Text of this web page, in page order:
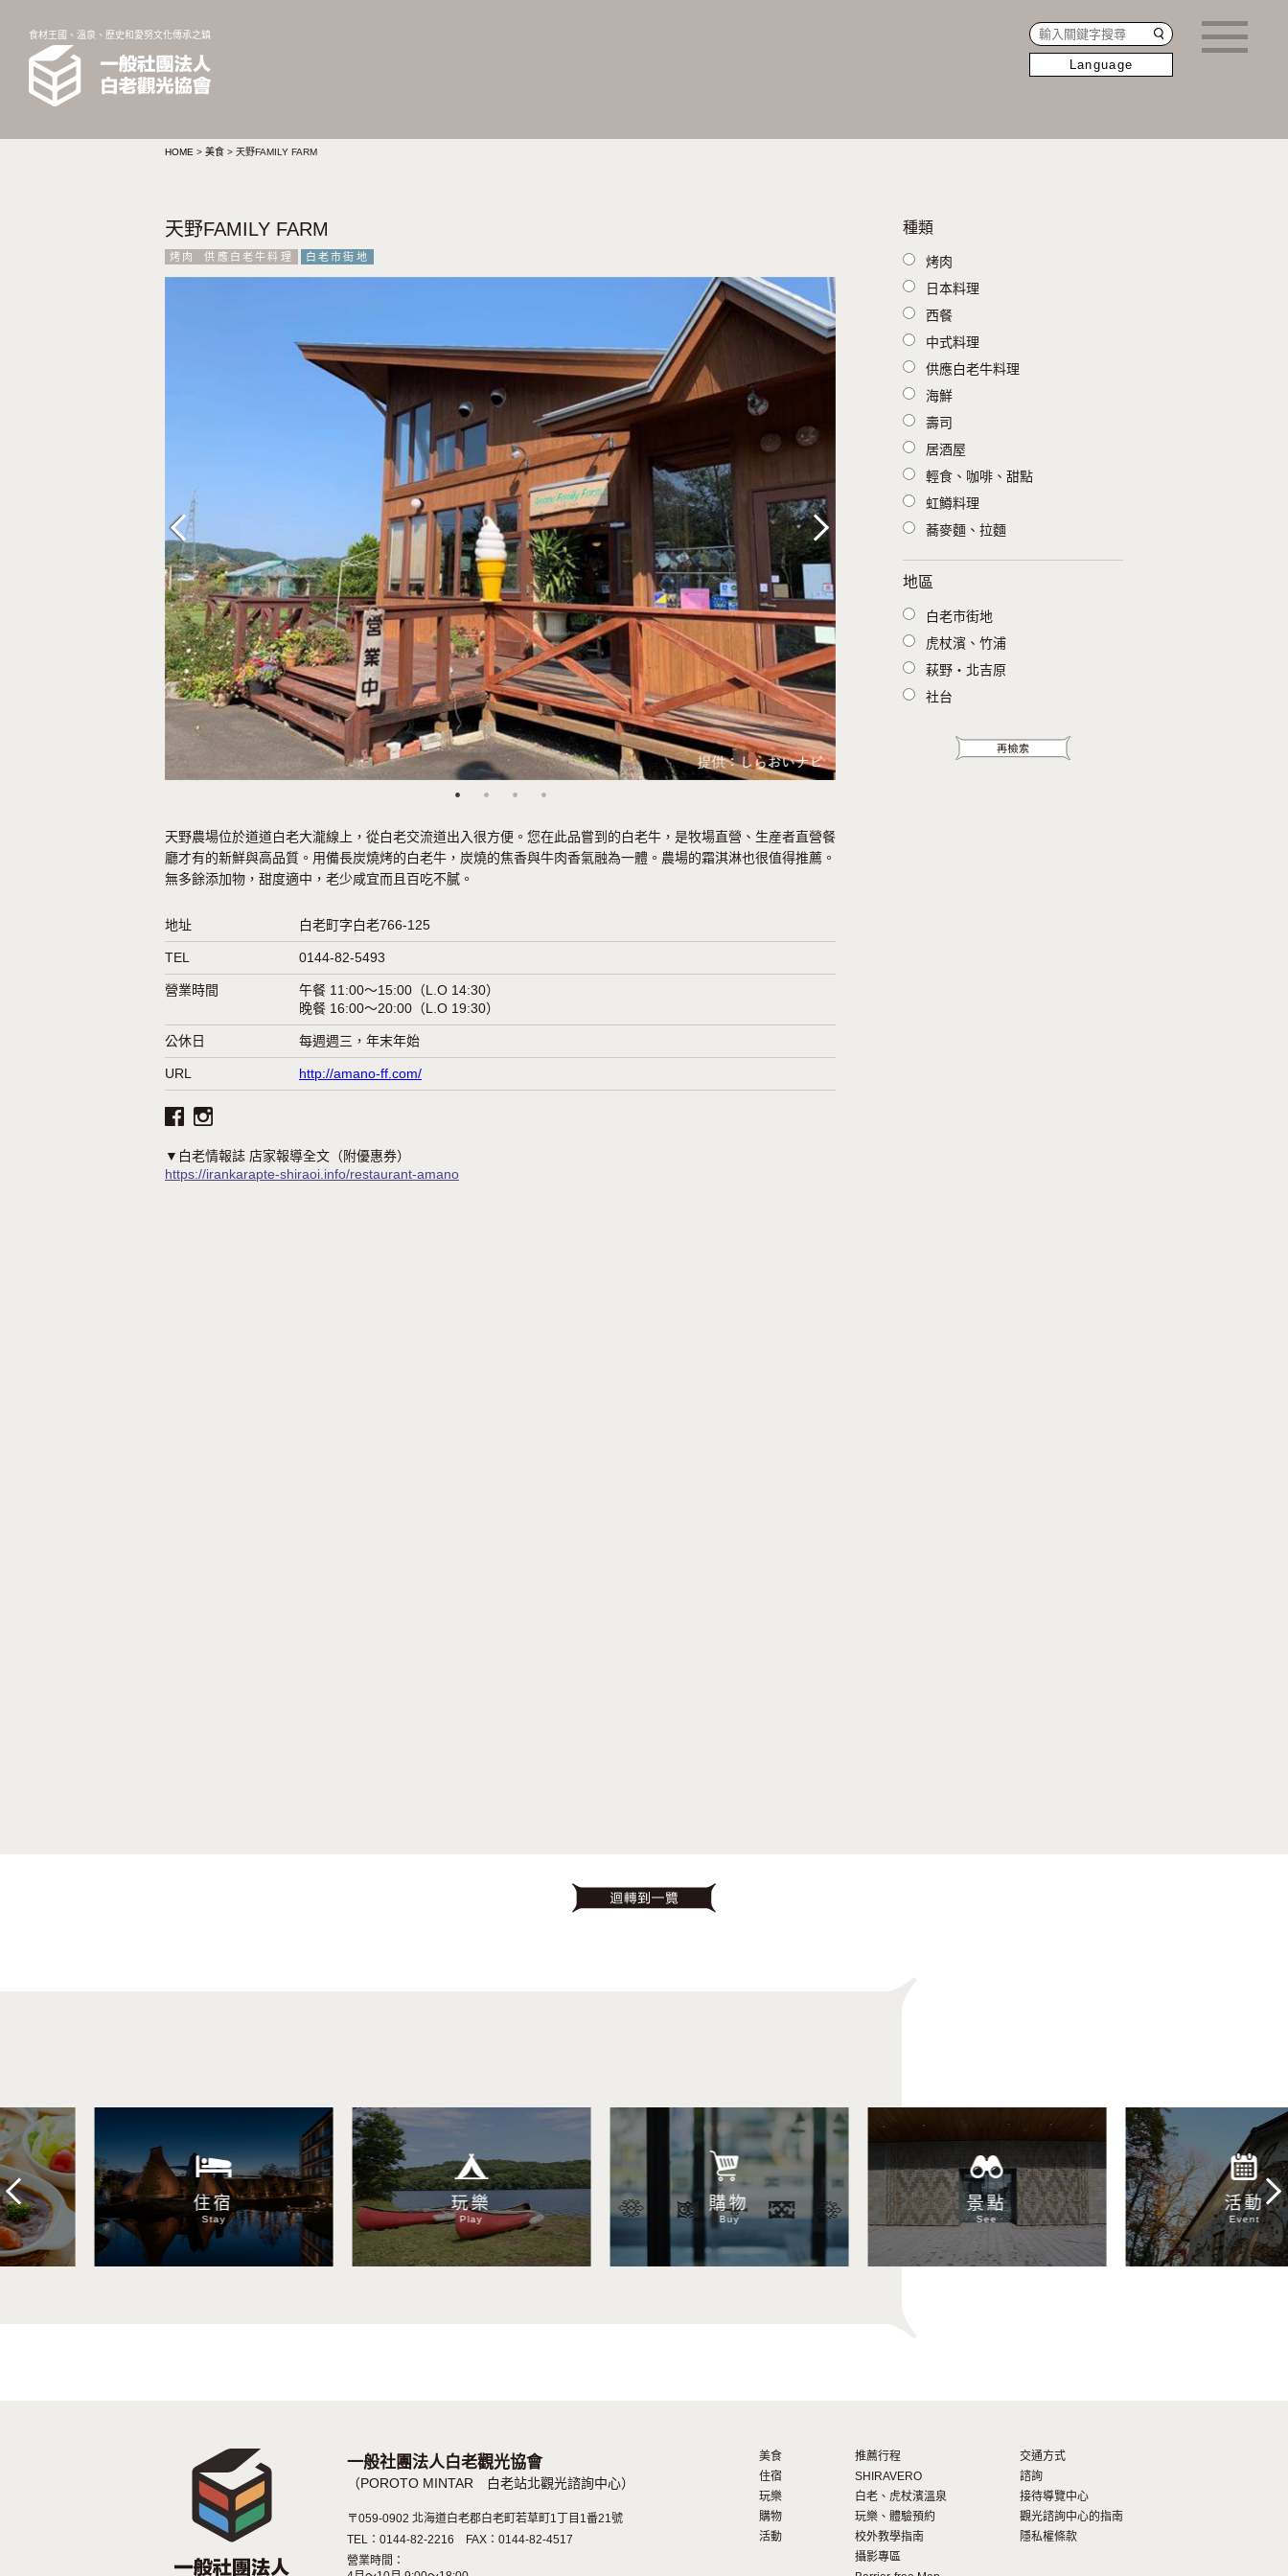
Language
食材王國、溫泉、歷史和愛努文化傳承之鎮
HOME > 美食 > 天野FAMILY FARM
種類
烤肉
日本料理
西餐
中式料理
供應白老牛料理
海鮮
壽司
居酒屋
輕食、咖啡、甜點
虹鱒料理
蕎麥麵、拉麵
地區
白老市街地
虎杖濱、竹浦
萩野・北吉原
社台
天野FAMILY FARM
烤肉 供應白老牛料理 白老市街地
Previous Next
天野農場位於道道白老大瀧線上，從白老交流道出入很方便。您在此品嘗到的白老牛，是牧場直營、生産者直營餐
廳才有的新鮮與高品質。用備長炭燒烤的白老牛，炭燒的焦香與牛肉香氣融為一體。農場的霜淇淋也很值得推薦。
無多餘添加物，甜度適中，老少咸宜而且百吃不膩。
地址 白老町字白老766-125
TEL 0144-82-5493
營業時間
午餐 11:00～15:00（L.O 14:30）
晚餐 16:00～20:00（L.O 19:30）
公休日 每週週三，年末年始
URL http://amano-ff.com/
▼白老情報誌 店家報導全文（附優惠券）
https://irankarapte-shiraoi.info/restaurant-amano
Previous
住宿
Stay
玩樂
Play
購物
Buy
景點
See
活動
Event
Next
一般社團法人白老觀光協會
（POROTO MINTAR 白老站北觀光諮詢中心）
〒059-0902 北海道白老郡白老町若草町1丁目1番21號
TEL：0144-82-2216 FAX：0144-82-4517
營業時間：
美食
住宿
玩樂
購物
活動
推薦行程
SHIRAVERO
白老、虎杖濱溫泉
玩樂、體驗預約
校外教學指南
攝影專區
交通方式
諮詢
接待導覽中心
觀光諮詢中心的指南
隱私權條款